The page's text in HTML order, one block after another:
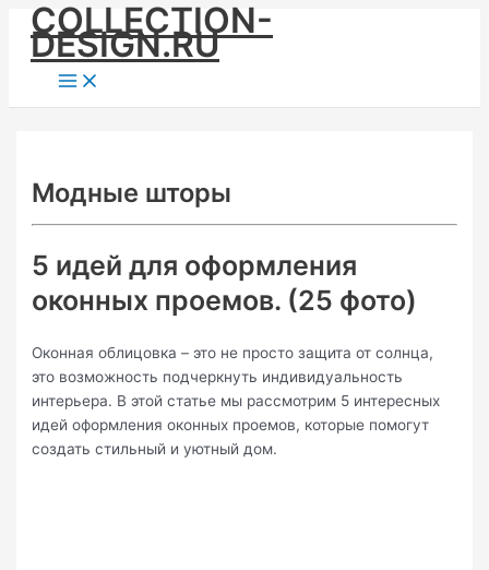
Skip
content
COLLECTION-
DESIGN.RU
Main
Menu
Модные шторы
5 идей для оформления
оконных проемов. (25 фото)
Оконная облицовка – это не просто защита от солнца,
это возможность подчеркнуть индивидуальность
интерьера. В этой статье мы рассмотрим 5 интересных
идей оформления оконных проемов, которые помогут
создать стильный и уютный дом.